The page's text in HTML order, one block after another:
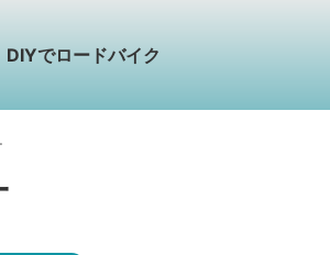
DIYでロードバイク